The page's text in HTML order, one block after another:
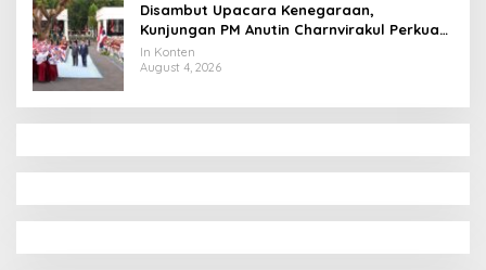
Disambut Upacara Kenegaraan,
Kunjungan PM Anutin Charnvirakul Perkuat
Hubungan Indonesia-Thailand
In Konten
August 4, 2026